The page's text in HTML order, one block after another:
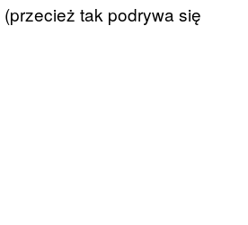
tak podrywa się